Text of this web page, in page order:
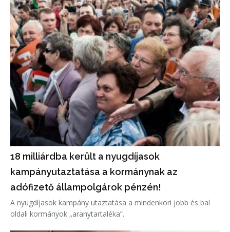
18 milliárdba került a nyugdíjasok
kampányutaztatása a kormánynak az
adófizető állampolgárok pénzén!
A nyugdíjasok kampány utaztatása a mindenkori jobb és bal
oldali kormányok „aranytartaléka”.